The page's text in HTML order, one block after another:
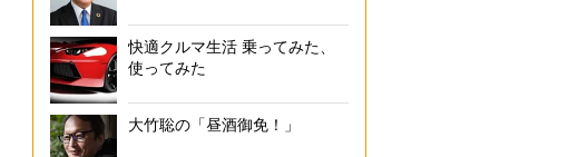
快適クルマ生活 乗ってみた、
使ってみた
大竹聡の「昼酒御免！」